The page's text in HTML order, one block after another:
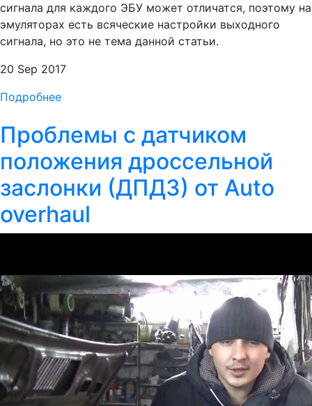
сигнала для каждого ЭБУ может отличатся, поэтому на
эмуляторах есть всяческие настройки выходного
сигнала, но это не тема данной статьи.
20 Sep 2017
Подробнее
Проблемы с датчиком
положения дроссельной
заслонки (ДПДЗ) от Auto
overhaul